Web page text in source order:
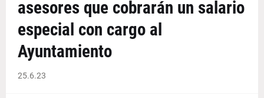
asesores que cobrarán un salario
especial con cargo al
Ayuntamiento
25.6.23